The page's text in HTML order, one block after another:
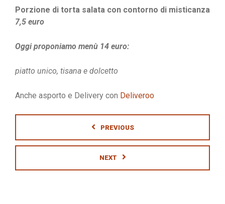
Porzione di torta salata con contorno di misticanza
7,5 euro
Oggi proponiamo menù 14 euro:
piatto unico, tisana e dolcetto
Anche asporto e Delivery con Deliveroo
PREVIOUS
NEXT